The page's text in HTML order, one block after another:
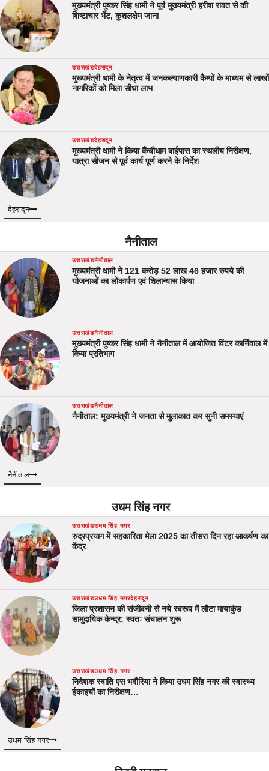
मुख्यमंत्री पुष्कर सिंह धामी ने पूर्व मुख्यमंत्री हरीश रावत से की
शिष्टाचार भेंट, कुशलक्षेम जाना
उत्तराखंडदेहरादून
मुख्यमंत्री धामी के नेतृत्व में जनकल्याणकारी कैम्पों के माध्यम से लाखों
नागरिकों को मिला सीधा लाभ
उत्तराखंडदेहरादून
मुख्यमंत्री धामी ने किया कैंचीधाम बाईपास का स्थलीय निरीक्षण,
यात्रा सीजन से पूर्व कार्य पूर्ण करने के निर्देश
देहरादून
नैनीताल
उत्तराखंडनैनीताल
मुख्यमंत्री धामी ने 121 करोड़ 52 लाख 46 हजार रुपये की
योजनाओं का लोकार्पण एवं शिलान्यास किया
उत्तराखंडनैनीताल
मुख्यमंत्री पुष्कर सिंह धामी ने नैनीताल में आयोजित विंटर कार्निवाल में
किया प्रतिभाग
उत्तराखंडनैनीताल
नैनीताल: मुख्यमंत्री ने जनता से मुलाकात कर सुनी समस्याएं
नैनीताल
उधम सिंह नगर
उत्तराखंडउधम सिंह नगर
रुद्रप्रयाग में सहकारिता मेला 2025 का तीसरा दिन रहा आकर्षण का
केंद्र
उत्तराखंडउधम सिंह नगरदेहरादून
जिला प्रशासन की संजीवनी से नये स्वरूप में लौटा मायाकुंड
सामुदायिक केन्द्र; स्वतः संचालन शुरू
उत्तराखंडउधम सिंह नगर
निदेशक स्वाति एस भदौरिया ने किया उधम सिंह नगर की स्वास्थ्य
ईकाइयों का निरीक्षण…
उधम सिंह नगर